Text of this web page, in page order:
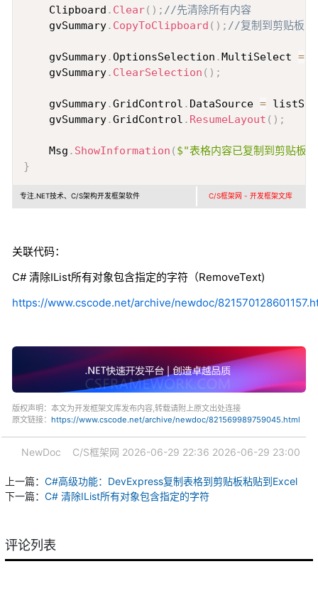
    Clipboard
. Clear( ) ; //先清除所有内容
    gvSummary
. CopyToClipboard ( ) ; //复制到剪贴板
    gvSummary
.OptionsSelection . MultiSelect =
    gvSummary
. ClearSelection ( ) ;
    gvSummary
.GridControl . DataSource =
    gvSummary
.GridControl . ResumeLayout ( ) ;
    Msg
. ShowInformation ( $"表格内容已复制到剪贴板
}
专注.NET技术、C/S架构开发框架软件 C/S框架网 - 开发框架文库
关联代码：
C# 清除IList所有对象包含指定的字符（RemoveText)
https://www.cscode.net/archive/newdoc/
版权声明：本文为开发框架文库发布内容,转载请附上原文出处连接
原文链接： https://www.cscode.net/archive/newdoc/821569989759045.html
NewDoc C/S框架网 2026-06-29 22:36 2026-06-29 23:00
上一篇： C#高级功能：DevExpress复制表格到剪贴板粘贴到Excel
下一篇： C# 清除IList所有对象包含指定的字符
评论列表